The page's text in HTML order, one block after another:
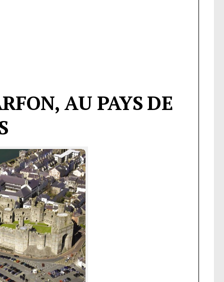
AU PAYS DE